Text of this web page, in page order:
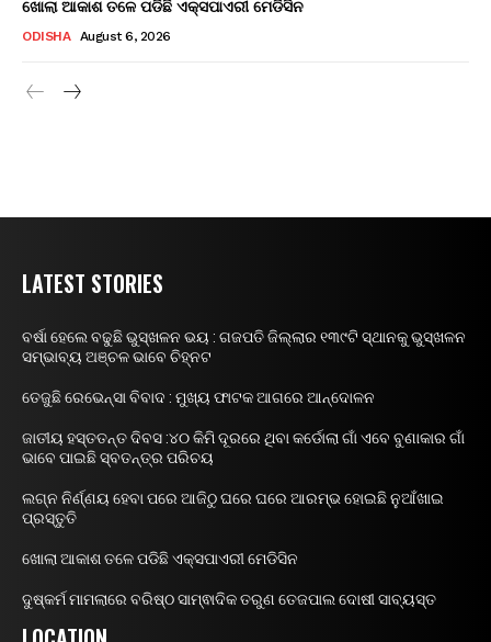
ଖୋଲା ଆକାଶ ତଳେ ପଡିଛି ଏକ୍ସପାଏରୀ ମେଡିସିନ
ODISHA August 6, 2026
LATEST STORIES
ବର୍ଷା ହେଲେ ବଢୁଛି ଭୁସ୍ଖଳନ ଭୟ : ଗଜପତି ଜିଲ୍ଲାର ୧୩୯ଟି ସ୍ଥାନକୁ ଭୁସ୍ଖଳନ
ସମ୍ଭାବ୍ୟ ଅଞ୍ଚଳ ଭାବେ ଚିହ୍ନଟ
ତେଜୁଛି ରେଭେନ୍ସା ବିବାଦ : ମୁଖ୍ୟ ଫାଟକ ଆଗରେ ଆନ୍ଦୋଳନ
ଜାତୀୟ ହସ୍ତତନ୍ତ ଦିବସ :୪୦ କିମି ଦୂରରେ ଥିବା କର୍ଡୋଲା ଗାଁ ଏବେ ବୁଣାକାର ଗାଁ
ଭାବେ ପାଇଛି ସ୍ବତନ୍ତ୍ର ପରିଚୟ
ଲଗ୍ନ ନିର୍ଣ୍ଣୟ ହେବା ପରେ ଆଜିଠୁ ଘରେ ଘରେ ଆରମ୍ଭ ହୋଇଛି ନୁଆଁଖାଇ
ପ୍ରସ୍ତୁତି
ଖୋଲା ଆକାଶ ତଳେ ପଡିଛି ଏକ୍ସପାଏରୀ ମେଡିସିନ
ଦୁଷ୍କର୍ମ ମାମଲାରେ ବରିଷ୍ଠ ସାମ୍ଵାଦିକ ତରୁଣ ତେଜପାଲ ଦୋଷୀ ସାବ୍ୟସ୍ତ